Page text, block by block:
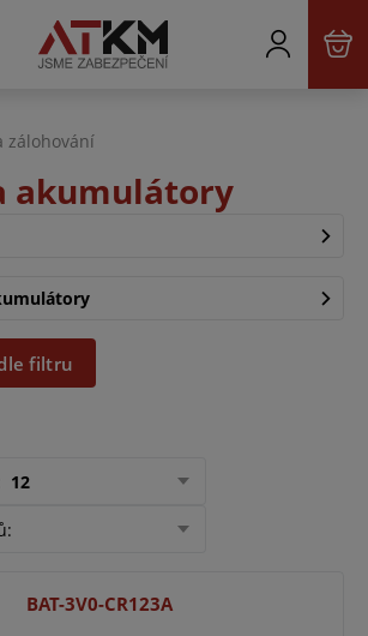
zálohování
akumulátory
filtru
12
:
BAT-3V0-CR123A